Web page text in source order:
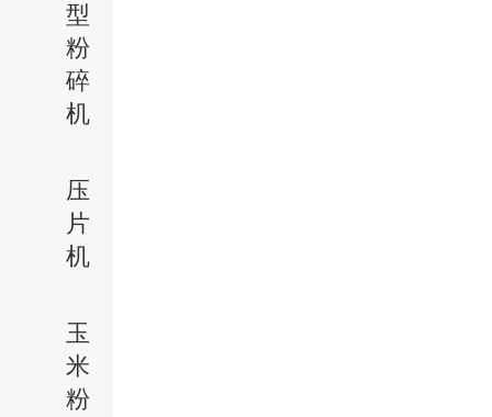
型
粉
碎
机
压
片
机
玉
米
粉